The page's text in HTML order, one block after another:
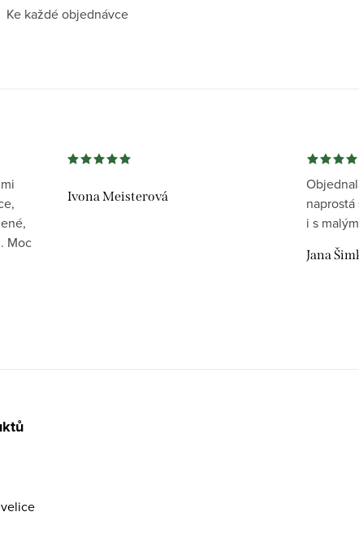
Ke každé objednávce
Moc
Ivona Meisterová
i s
Jana